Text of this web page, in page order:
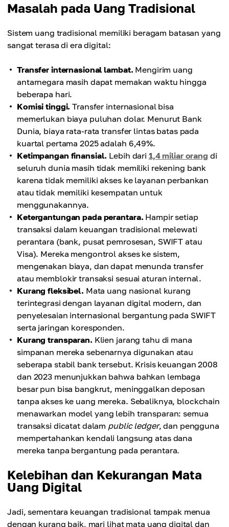
Masalah pada Uang Tradisional
Sistem uang tradisional memiliki beragam batasan yang
sangat terasa di era digital:
Transfer internasional lambat. Mengirim uang
antarnegara masih dapat memakan waktu hingga
beberapa hari.
Komisi tinggi. Transfer internasional bisa
memerlukan biaya puluhan dolar. Menurut Bank
Dunia, biaya rata-rata transfer lintas batas pada
kuartal pertama 2025 adalah 6,49%.
Ketimpangan finansial. Lebih dari 1,4 miliar orang di
seluruh dunia masih tidak memiliki rekening bank
karena tidak memiliki akses ke layanan perbankan
atau tidak memiliki kesempatan untuk
menggunakannya.
Ketergantungan pada perantara. Hampir setiap
transaksi dalam keuangan tradisional melewati
perantara (bank, pusat pemrosesan, SWIFT atau
Visa). Mereka mengontrol akses ke sistem,
mengenakan biaya, dan dapat menunda transfer
atau memblokir transaksi sesuai aturan internal.
Kurang fleksibel. Mata uang nasional kurang
terintegrasi dengan layanan digital modern, dan
penyelesaian internasional bergantung pada SWIFT
serta jaringan koresponden.
Kurang transparan. Klien jarang tahu di mana
simpanan mereka sebenarnya digunakan atau
seberapa stabil bank tersebut. Krisis keuangan 2008
dan 2023 menunjukkan bahwa bahkan lembaga
besar pun bisa bangkrut, meninggalkan deposan
tanpa akses ke uang mereka. Sebaliknya, blockchain
menawarkan model yang lebih transparan: semua
transaksi dicatat dalam public ledger, dan pengguna
mempertahankan kendali langsung atas dana
mereka tanpa bergantung pada perantara.
Kelebihan dan Kekurangan Mata
Uang Digital
Jadi, sementara keuangan tradisional tampak menua
dengan kurang baik, mari lihat mata uang digital dan